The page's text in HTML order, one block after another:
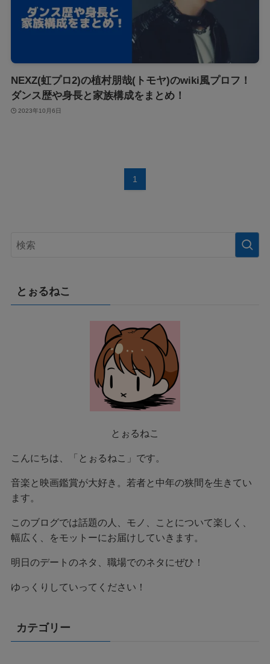
NEXZ(虹プロ2)の植村朋哉(トモヤ)のwiki風プロフ！
ダンス歴や身長と家族構成をまとめ！
2023年10月6日
1
とぉるねこ
とぉるねこ
こんにちは、「とぉるねこ」です。
音楽と映画鑑賞が大好き。若者と中年の狭間を生きてい
ます。
このブログでは話題の人、モノ、ことについて楽しく、
幅広く、をモットーにお届けしていきます。
明日のデートのネタ、職場でのネタにぜひ！
ゆっくりしていってください！
カテゴリー